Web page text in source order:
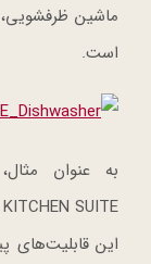
ماشین
است.
این قابلیت‌های